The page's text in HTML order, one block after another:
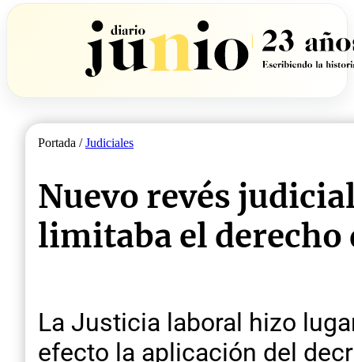
Portada /Judiciales
Nuevo revés
limitaba el derecho
La Justicia laboral hizo
efecto la aplicación del